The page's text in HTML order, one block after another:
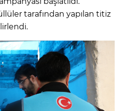
tarafından yapılan titiz